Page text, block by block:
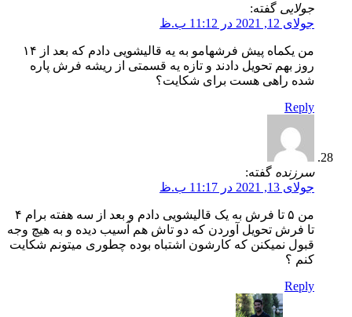
جولایی گفته:
جولای 12, 2021 در 11:12 ب.ظ
من یکماه پیش فرشهامو به یه قالیشویی دادم که بعد از ۱۴
روز بهم تحویل دادند و تازه یه قسمتی از ریشه فرش پاره
شده راهی هست برای شکایت؟
Reply
سرزنده گفته:
جولای 13, 2021 در 11:17 ب.ظ
من ۵ تا فرش به یک قالیشویی دادم و بعد از سه هفته برام ۴
تا فرش تحویل آوردن که دو تاش هم آسیب دیده و به هیچ وجه
قبول نمیکنن که کارشون اشتباه بوده چطوری میتونم شکایت
کنم ؟
Reply